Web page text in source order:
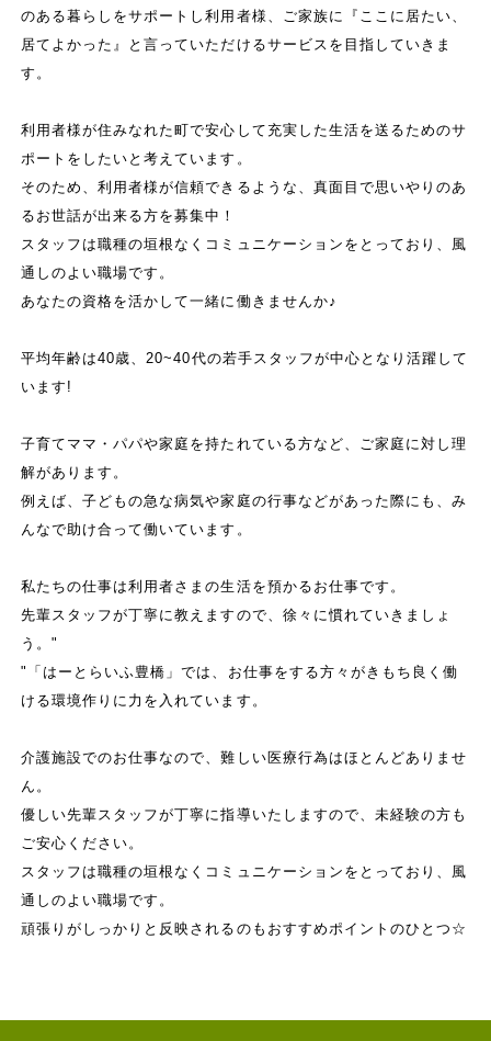
のある暮らしをサポートし利用者様、ご家族に『ここに居たい、
居てよかった』と言っていただけるサービスを目指していきま
す。
利用者様が住みなれた町で安心して充実した生活を送るためのサ
ポートをしたいと考えています。
そのため、利用者様が信頼できるような、真面目で思いやりのあ
るお世話が出来る方を募集中！
スタッフは職種の垣根なくコミュニケーションをとっており、風
通しのよい職場です。
あなたの資格を活かして一緒に働きませんか♪
平均年齢は40歳、20~40代の若手スタッフが中心となり活躍して
います!
子育てママ・パパや家庭を持たれている方など、ご家庭に対し理
解があります。
例えば、子どもの急な病気や家庭の行事などがあった際にも、み
んなで助け合って働いています。
私たちの仕事は利用者さまの生活を預かるお仕事です。
先輩スタッフが丁寧に教えますので、徐々に慣れていきましょ
う。"
"「はーとらいふ豊橋」では、お仕事をする方々がきもち良く働
ける環境作りに力を入れています。
介護施設でのお仕事なので、難しい医療行為はほとんどありませ
ん。
優しい先輩スタッフが丁寧に指導いたしますので、未経験の方も
ご安心ください。
スタッフは職種の垣根なくコミュニケーションをとっており、風
通しのよい職場です。
頑張りがしっかりと反映されるのもおすすめポイントのひとつ☆